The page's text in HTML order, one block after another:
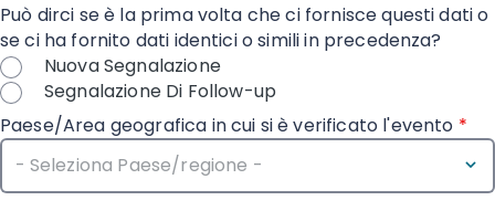
Può dirci se è la prima volta che ci fornisce questi dati o
se ci ha fornito dati identici o simili in precedenza?
Nuova Segnalazione
Segnalazione Di Follow-up
Paese/Area geografica in cui si è verificato l'evento *